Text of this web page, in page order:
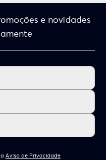
e novidades
Aviso de Privacidade